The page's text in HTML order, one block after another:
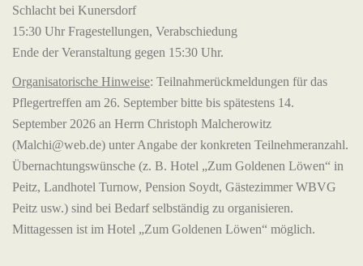
Schlacht bei Kunersdorf
15:30 Uhr Fragestellungen, Verabschiedung
Ende der Veranstaltung gegen 15:30 Uhr.
Organisatorische Hinweise: Teilnahmerückmeldungen für das
Pflegertreffen am 26. September bitte bis spätestens 14.
September 2026 an Herrn Christoph Malcherowitz
(Malchi@web.de) unter Angabe der konkreten Teilnehmeranzahl.
Übernachtungswünsche (z. B. Hotel „Zum Goldenen Löwen“ in
Peitz, Landhotel Turnow, Pension Soydt, Gästezimmer WBVG
Peitz usw.) sind bei Bedarf selbständig zu organisieren.
Mittagessen ist im Hotel „Zum Goldenen Löwen“ möglich.